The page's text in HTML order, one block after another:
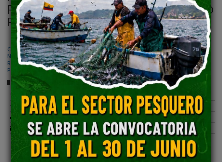
RECONOCIMIENTO LEGAL DE 2.500
PARTERAS
CUMPLIENDO CON DISPOSICIÓN DEL PRESIDENTE DANIEL
NOBOA, EL GOBIERNO INICIA HISTÓRICO PROCESO DE
RECONOCIMIENTO LEGAL DE 2.500 PARTERASSGDPN BOLETIN 0048
PROFESIONALIZACIÓN MUJERES PARTERAS RESOLUCIÓN ok Descarga
Comparte esta publicación:
Tweet
Compartir
Imprimir
Mail
Entérate